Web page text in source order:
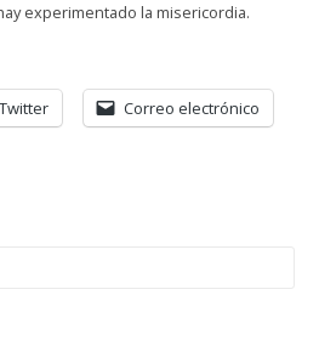
experimentado la misericordia.
Twitter Correo electrónico